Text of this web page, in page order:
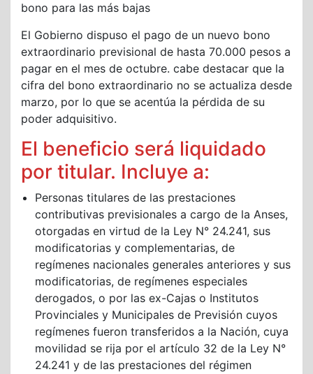
bono para las más bajas
El Gobierno dispuso el pago de un nuevo bono
extraordinario previsional de hasta 70.000 pesos a
pagar en el mes de octubre. cabe destacar que la
cifra del bono extraordinario no se actualiza desde
marzo, por lo que se acentúa la pérdida de su
poder adquisitivo.
El beneficio será liquidado
por titular. Incluye a:
Personas titulares de las prestaciones
contributivas previsionales a cargo de la Anses,
otorgadas en virtud de la Ley N° 24.241, sus
modificatorias y complementarias, de
regímenes nacionales generales anteriores y sus
modificatorias, de regímenes especiales
derogados, o por las ex-Cajas o Institutos
Provinciales y Municipales de Previsión cuyos
regímenes fueron transferidos a la Nación, cuya
movilidad se rija por el artículo 32 de la Ley N°
24.241 y de las prestaciones del régimen